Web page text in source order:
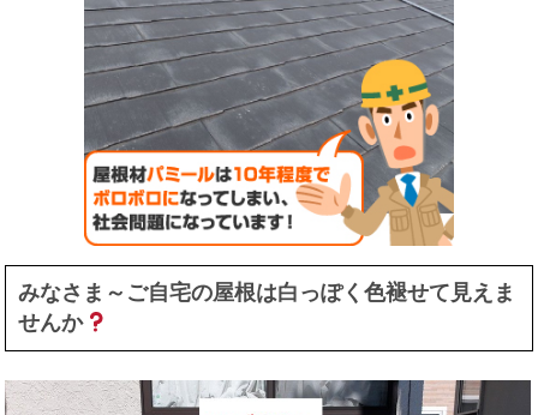
みなさま～ご自宅の屋根は白っぽく色褪せて見えま
せんか